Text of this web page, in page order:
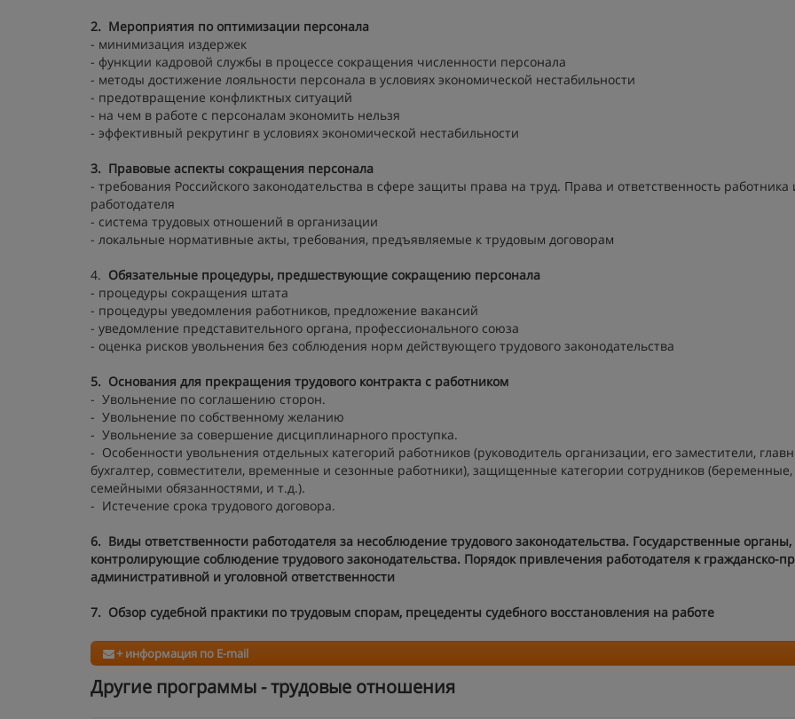
2. Мероприятия по оптимизации персонала
- минимизация издержек
- функции кадровой службы в процессе сокращения численности персонала
- методы достижение лояльности персонала в условиях экономической нестабильности
- предотвращение конфликтных ситуаций
- на чем в работе с персоналам экономить нельзя
- эффективный рекрутинг в условиях экономической нестабильности
3. Правовые аспекты сокращения персонала
- требования Российского законодательства в сфере защиты права на труд. Права и ответственность работника
работодателя
- система трудовых отношений в организации
- локальные нормативные акты, требования, предъявляемые к трудовым договорам
4. Обязательные процедуры, предшествующие сокращению персонала
- процедуры сокращения штата
- процедуры уведомления работников, предложение вакансий
- уведомление представительного органа, профессионального союза
- оценка рисков увольнения без соблюдения норм действующего трудового законодательства
5. Основания для прекращения трудового контракта с работником
- Увольнение по соглашению сторон.
- Увольнение по собственному желанию
- Увольнение за совершение дисциплинарного проступка.
- Особенности увольнения отдельных категорий работников (руководитель организации, его заместители,
бухгалтер, совместители, временные и сезонные работники), защищенные категории сотрудников
семейными обязанностями, и т.д.).
- Истечение срока трудового договора.
6. Виды ответственности работодателя за несоблюдение трудового законодательства. Государственные органы,
контролирующие соблюдение трудового законодательства. Порядок привлечения работодателя к гражданско-
административной и уголовной ответственности
7. Обзор судебной практики по трудовым спорам, прецеденты судебного восстановления на работе
+ информация по E-mail
Другие программы - трудовые отношения